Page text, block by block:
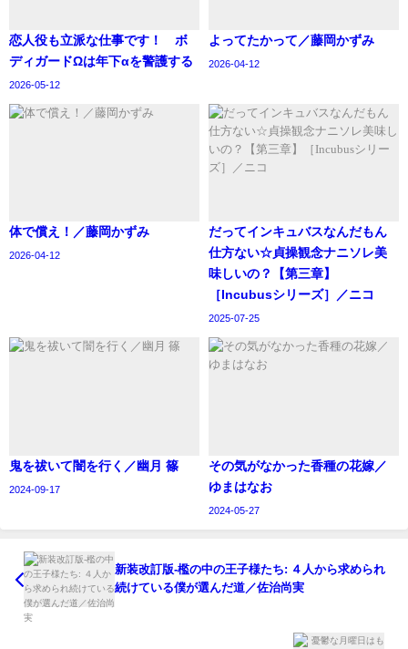
恋人役も立派な仕事です！ ボ
ディガードΩは年下αを警護する
2026-05-12
よってたかって／藤岡かずみ
2026-04-12
体で償え！／藤岡かずみ
2026-04-12
‪だってインキュバスなんだもん
仕方ない☆貞操観念ナニソレ美
味しいの？【第三章】
［Incubusシリーズ］／ニコ
2025-07-25
鬼を祓いて闇を行く／幽月 篠
2024-09-17
その気がなかった香種の花嫁／
ゆまはなお
2024-05-27
新装改訂版-檻の中の王子様たち: ４人から求められ
続けている僕が選んだ道／佐治尚実